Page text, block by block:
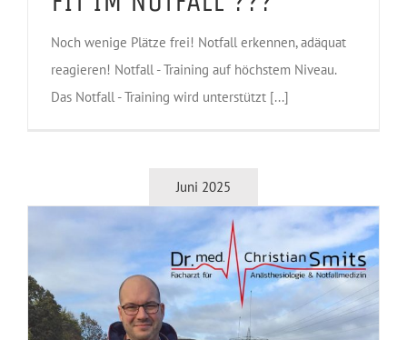
Noch wenige Plätze frei! Notfall erkennen, adäquat
reagieren! Notfall - Training auf höchstem Niveau.
Das Notfall - Training wird unterstützt [...]
Juni 2025